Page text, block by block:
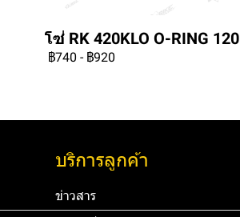
โซ่ RK 420KLO O-RING 120
฿740 - ฿920
บริการลูกค้า
ข่าวสาร